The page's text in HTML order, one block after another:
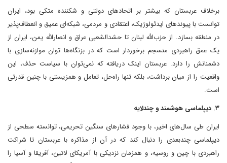
برخلاف عربستان که بیشتر بر اتحادهای دولتی و شکننده متکی بود، ایران
توانست با پیوندهای ایدئولوژیک، اعتقادی و مردمی، شبکه‌ای عمیق و انعطاف‌پذیر
در منطقه بسازد. از حزب‌الله لبنان تا حشدالشعبی عراق و انصارالله یمن، ایران از
یک عمق راهبردی منسجم برخوردار است که در بزنگاه‌ها توان موازنه‌سازی با
دشمنانش را دارد. عربستان اینک دریافته که نمی‌توان با سیاست‌ حذف، این
واقعیت را از میان برداشت، بلکه تنها راه‌حل، تعامل و همزیستی با چنین قدرتی
است.
۳. دیپلماسی هوشمند و چندلایه
ایران طی سال‌های اخیر، با وجود فشارهای سنگین تحریمی، توانسته سطحی از
دیپلماسی چندبعدی را دنبال کند که در آن از مذاکره با عربستان تا شراکت
راهبردی با چین و روسیه، و همزمان نزدیکی با آمریکای لاتین، آفریقا و آسیا را